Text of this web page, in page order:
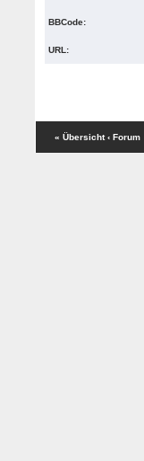
BBCode:
URL:
« Übersicht ‹ Forum